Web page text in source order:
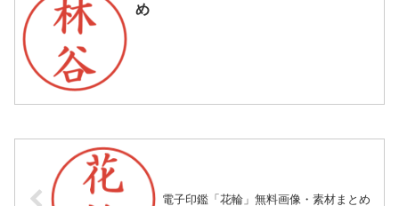
め
電子印鑑「花輪」無料画像・素材まとめ